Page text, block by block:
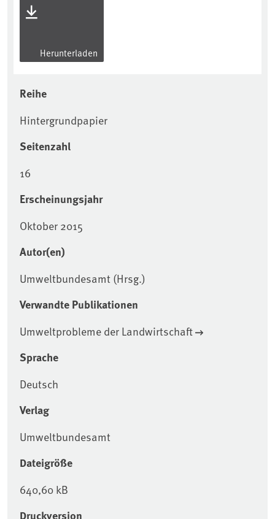
Herunterladen
Reihe
Hintergrundpapier
Seitenzahl
16
Erscheinungsjahr
Oktober 2015
Autor(en)
Umweltbundesamt (Hrsg.)
Verwandte Publikationen
Umweltprobleme der Landwirtschaft
Sprache
Deutsch
Verlag
Umweltbundesamt
Dateigröße
640,60 kB
Druckversion